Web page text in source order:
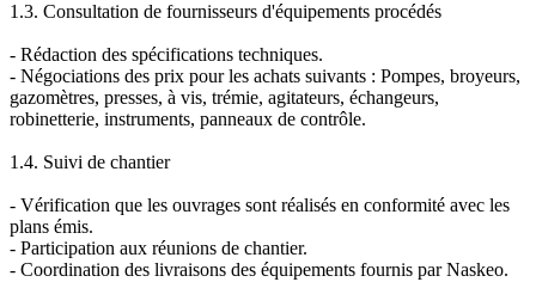
1.3. Consultation de fournisseurs d'équipements procédés
- Rédaction des spécifications techniques.
- Négociations des prix pour les achats suivants : Pompes, broyeurs,
gazomètres, presses, à vis, trémie, agitateurs, échangeurs,
robinetterie, instruments, panneaux de contrôle.
1.4. Suivi de chantier
- Vérification que les ouvrages sont réalisés en conformité avec les
plans émis.
- Participation aux réunions de chantier.
- Coordination des livraisons des équipements fournis par Naskeo.